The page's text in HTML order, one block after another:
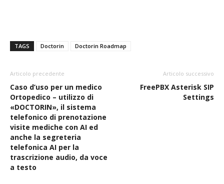
TAGS Doctorin Doctorin Roadmap
Articolo precedente
Caso d’uso per un medico
Ortopedico – utilizzo di
«DOCTORIN», il sistema
telefonico di prenotazione
visite mediche con AI ed
anche la segreteria
telefonica AI per la
trascrizione audio, da voce
a testo
Articolo successivo
FreePBX Asterisk SIP
Settings